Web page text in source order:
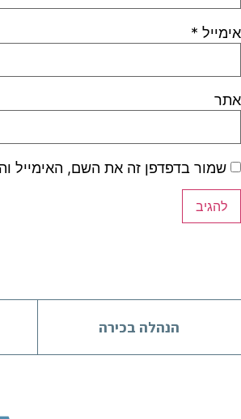
אימייל *
אתר
שמור בדפדפן זה את השם, האימייל
הנהלה בכירה